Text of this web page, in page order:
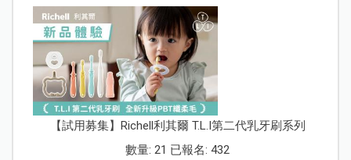
【試用募集】Richell利其爾 T.L.I第二代乳牙刷系列
數量: 21 已報名: 432